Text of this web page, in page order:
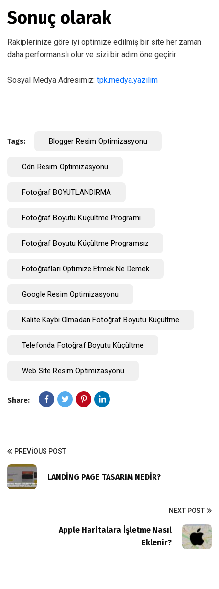
Sonuç olarak
Rakiplerinize göre iyi optimize edilmiş bir site her zaman
daha performanslı olur ve sizi bir adım öne geçirir.
Sosyal Medya Adresimiz: tpk.medya.yazilim
Tags: Blogger Resim Optimizasyonu
Cdn Resim Optimizasyonu
Fotoğraf BOYUTLANDIRMA
Fotoğraf Boyutu Küçültme Programı
Fotoğraf Boyutu Küçültme Programsız
Fotoğrafları Optimize Etmek Ne Demek
Google Resim Optimizasyonu
Kalite Kaybı Olmadan Fotoğraf Boyutu Küçültme
Telefonda Fotoğraf Boyutu Küçültme
Web Site Resim Optimizasyonu
Share:
PREVIOUS POST
LANDİNG PAGE TASARIM NEDİR?
NEXT POST
Apple Haritalara İşletme Nasıl
Eklenir?